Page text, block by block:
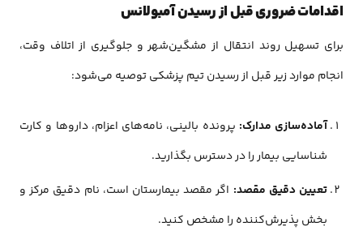
اقدامات ضروری قبل از رسیدن آمبولانس
برای تسهیل روند انتقال از مشگین‌شهر و جلوگیری از اتلاف وقت،
انجام موارد زیر قبل از رسیدن تیم پزشکی توصیه می‌شود:
آماده‌سازی مدارک: پرونده بالینی، نامه‌های اعزام، داروها و کارت
شناسایی بیمار را در دسترس بگذارید.
تعیین دقیق مقصد: اگر مقصد بیمارستان است، نام دقیق مرکز و
بخش پذیرش‌کننده را مشخص کنید.